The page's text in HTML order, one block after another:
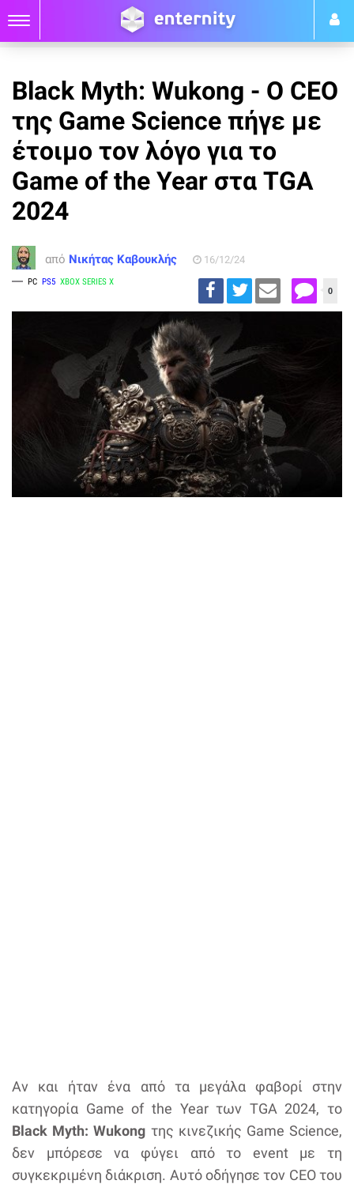
Black Myth: Wukong - O CEO
της Game Science πήγε με
έτοιμο τον λόγο για το
Game of the Year στα TGA
2024
από Νικήτας Καβουκλής 16/12/24
PC PS5 XBOX SERIES X
0
Αν και ήταν ένα από τα μεγάλα φαβορί στην
κατηγορία Game of the Year των TGA 2024, το
Black Myth: Wukong της κινεζικής Game Science,
δεν μπόρεσε να φύγει από το event με τη
συγκεκριμένη διάκριση. Αυτό οδήγησε τον CEO του